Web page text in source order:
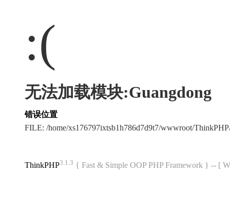
:(
无法加载模块:Guangdong
错误位置
FILE: /home/xs176797ixtsb1h786d7d9t7/wwwroot/
ThinkPHP3.1.3 { Fast & Simple OOP PHP Framework } -- [